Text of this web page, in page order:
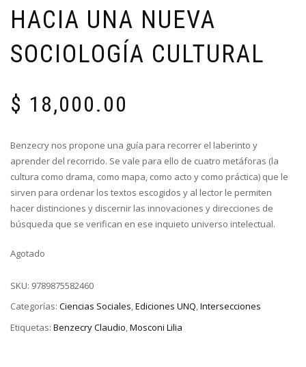
HACIA UNA NUEVA
SOCIOLOGÍA CULTURAL
$ 18,000.00
Benzecry nos propone una guía para recorrer el laberinto y
aprender del recorrido. Se vale para ello de cuatro metáforas (la
cultura como drama, como mapa, como acto y como práctica) que le
sirven para ordenar los textos escogidos y al lector le permiten
hacer distinciones y discernir las innovaciones y direcciones de
búsqueda que se verifican en ese inquieto universo intelectual.
Agotado
SKU: 9789875582460
Categorías: Ciencias Sociales,Ediciones UNQ,Intersecciones
Etiquetas: Benzecry Claudio,Mosconi Lilia